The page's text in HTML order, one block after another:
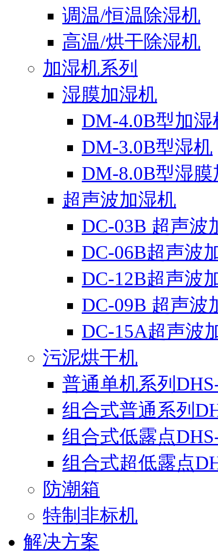
调温/恒温除湿机
高温/烘干除湿机
加湿机系列
湿膜加湿机
DM-4.0B型加湿
DM-3.0B型湿机
DM-8.0B型湿
超声波加湿机
DC-03B 超声波
DC-06B超声波
DC-12B超声波
DC-09B 超声波
DC-15A超声波
污泥烘干机
普通单机系列
组合式普通系列
组合式低露点
组合式超低露点
防潮箱
特制非标机
解决方案